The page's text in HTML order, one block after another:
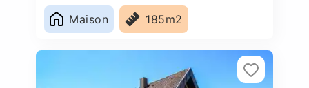
Germany
Maison
185m2